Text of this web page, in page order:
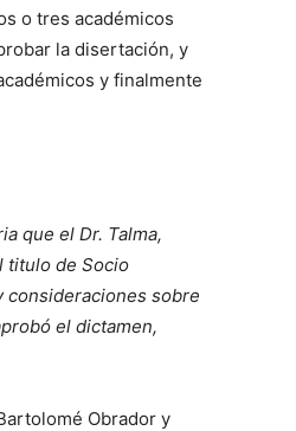
o tres académicos
la disertación, y
y finalmente
que el Dr. Talma,
titulo de Socio
consideraciones sobre
el dictamen,
Obrador y